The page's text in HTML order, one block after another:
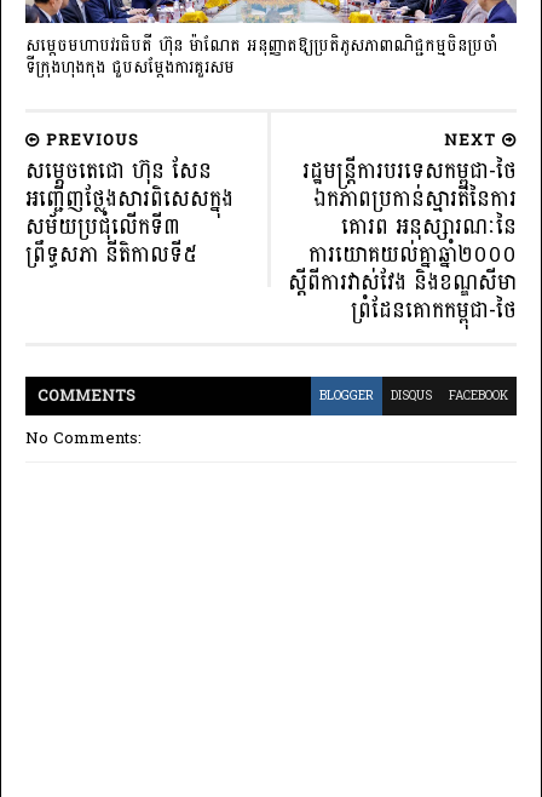
សម្តេចមហាបវរធិបតី ហ៊ុន ម៉ាណែត អនុញ្ញាតឱ្យប្រតិភូសភាពាណិជ្ជកម្មចិន​ប្រចាំ
ទីក្រុងហុងកុង ជួបសម្តែងការគួរសម
NEXT
រដ្ឋមន្ត្រីការបរទេសកម្ពុជា-ថៃ
ឯកភាពប្រកាន់ស្មារតីនៃការ
គោរព អនុស្សារណៈនៃ
ការយោគយល់គ្នាឆ្នាំ២០០០
ស្តីពីការវាស់វែង និងខណ្ឌសីមា
ព្រំដែនគោកកម្ពុជា-ថៃ
PREVIOUS
សម្ដេចតេជោ ហ៊ុន សែន
អញ្ជើញថ្លែងសារពិសេសក្នុង
សម័យប្រជុំលើកទី៣
ព្រឹទ្ធសភា នីតិកាលទី៥
COMMENTS BLOGGER DISQUS FACEBOOK
No Comments: